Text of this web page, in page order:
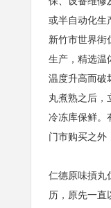
或半自动化生
新竹市世界街
生产，精选温
温度升高而破
丸煮熟之后，
冷冻库保鲜。
门市购买之外
仁德原味摃丸
历，原先一直